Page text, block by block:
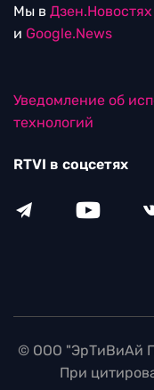
Мы в Дзен.Новостях
и Google.News
Уведомление об
технологий
RTVI в соцсетях
© ООО "ЭрТиВиАй
При